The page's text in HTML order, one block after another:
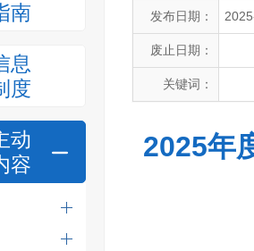
南
息
度
动
容
发布日期：
废止日期：
关键词：
2025年